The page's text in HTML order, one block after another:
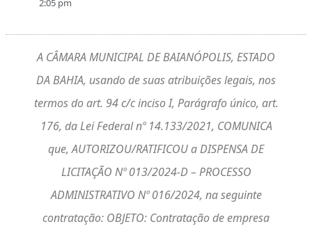
2:05 pm
A CÂMARA MUNICIPAL DE BAIANÓPOLIS, ESTADO
DA BAHIA, usando de suas atribuições legais, nos
termos do art. 94 c/c inciso I, Parágrafo único, art.
176, da Lei Federal nº 14.133/2021, COMUNICA
que, AUTORIZOU/RATIFICOU a DISPENSA DE
LICITAÇÃO Nº 013/2024-D – PROCESSO
ADMINISTRATIVO Nº 016/2024, na seguinte
contratação: OBJETO: Contratação de empresa